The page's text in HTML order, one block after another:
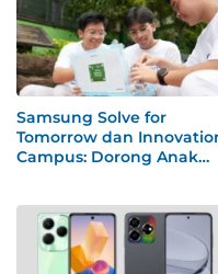
Samsung Solve for
Tomorrow dan
Campus: Dorong Anak